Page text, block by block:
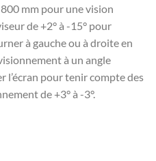
mm pour une vision
de +2° à -15° pour
à gauche ou à droite en
à un angle
l’écran pour tenir compte des
de +3° à -3°.